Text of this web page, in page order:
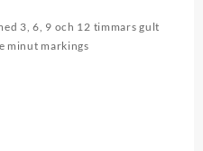
3, 6, 9 och 12 timmars gult
minut markings